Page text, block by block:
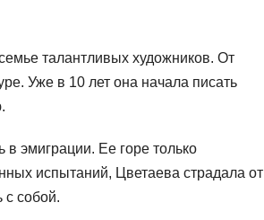
талантливых художников. От
Уже в 10 лет она начала писать
эмиграции. Ее горе только
испытаний, Цветаева страдала от
с собой.